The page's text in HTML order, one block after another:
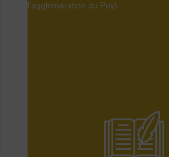
l’agglomération du Puy)